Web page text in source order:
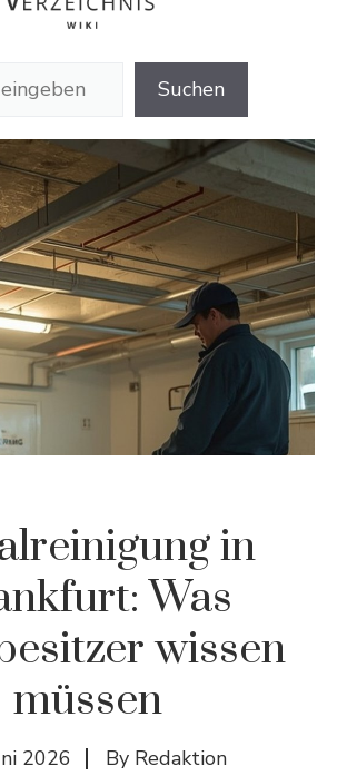
Suchen
in
Was
wissen
müssen
2026 By Redaktion